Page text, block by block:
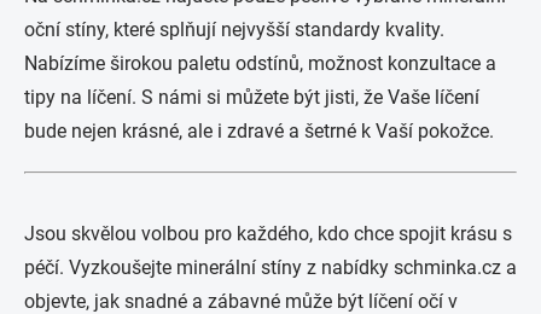
oční stíny, které splňují nejvyšší standardy kvality.
Nabízíme širokou paletu odstínů, možnost konzultace a
tipy na líčení. S námi si můžete být jisti, že Vaše líčení
bude nejen krásné, ale i zdravé a šetrné k Vaší pokožce.
Jsou skvělou volbou pro každého, kdo chce spojit krásu s
péčí. Vyzkoušejte minerální stíny z nabídky schminka.cz a
objevte, jak snadné a zábavné může být líčení očí v